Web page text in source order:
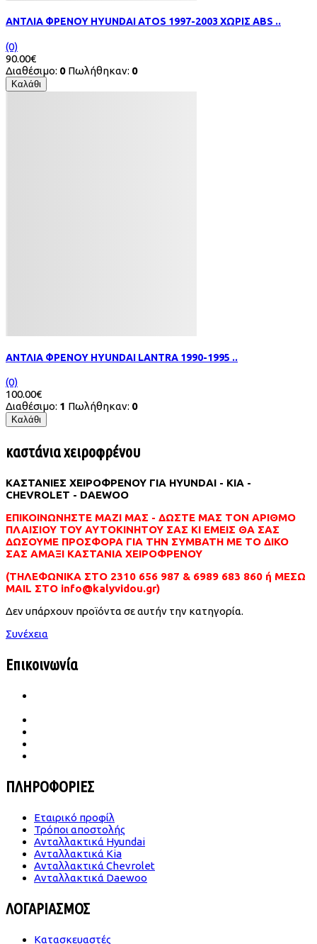
ΑΝΤΛΙΑ ΦΡΕΝΟΥ HYUNDAI ATOS 1997-2003 ΧΩΡΙΣ ABS ..
(0)
90.00€
Διαθέσιμο: 0 Πωλήθηκαν: 0
Καλάθι
ΑΝΤΛΙΑ ΦΡΕΝΟΥ HYUNDAI LANTRA 1990-1995 ..
(0)
100.00€
Διαθέσιμο: 1 Πωλήθηκαν: 0
Καλάθι
καστάνια χειροφρένου
ΚΑΣΤΑΝΙΕΣ ΧΕΙΡΟΦΡΕΝΟΥ ΓΙΑ HYUNDAI - KIA -
CHEVROLET - DAEWOO
ΕΠΙΚΟΙΝΩΝΗΣΤΕ ΜΑΖΙ ΜΑΣ - ΔΩΣΤΕ ΜΑΣ ΤΟΝ ΑΡΙΘΜΟ
ΠΛΑΙΣΙΟΥ ΤΟΥ ΑΥΤΟΚΙΝΗΤΟΥ ΣΑΣ ΚΙ ΕΜΕΙΣ ΘΑ ΣΑΣ
ΔΩΣΟΥΜΕ ΠΡΟΣΦΟΡΑ ΓΙΑ ΤΗΝ ΣΥΜΒΑΤΗ ΜΕ ΤΟ ΔΙΚΟ
ΣΑΣ ΑΜΑΞΙ ΚΑΣΤΑΝΙΑ ΧΕΙΡΟΦΡΕΝΟΥ
(ΤΗΛΕΦΩΝΙΚΑ ΣΤΟ 2310 656 987 & 6989 683 860 ή ΜΕΣΩ
MAIL ΣΤΟ info@kalyvidou.gr)
Δεν υπάρχουν προϊόντα σε αυτήν την κατηγορία.
Συνέχεια
Επικοινωνία
ΠΛΗΡΟΦΟΡΙΕΣ
Εταιρικό προφίλ
Τρόποι αποστολής
Ανταλλακτικά Hyundai
Ανταλλακτικά Kia
Ανταλλακτικά Chevrolet
Ανταλλακτικά Daewoo
ΛΟΓΑΡΙΑΣΜΟΣ
Κατασκευαστές